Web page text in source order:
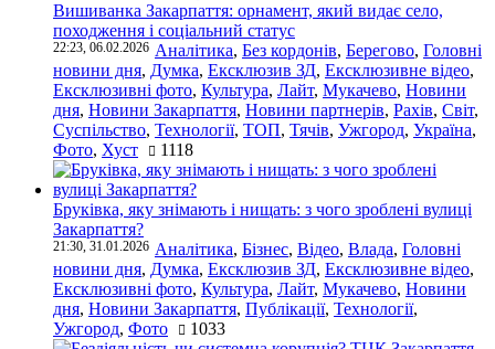
Вишиванка Закарпаття: орнамент, який видає село,
походження і соціальний статус
22:23, 06.02.2026 Аналітика, Без кордонів, Берегово, Головні
новини дня, Думка, Ексклюзив ЗД, Ексклюзивне відео,
Ексклюзивні фото, Культура, Лайт, Мукачево, Новини
дня, Новини Закарпаття, Новини партнерів, Рахів, Світ,
Суспільство, Технології, ТОП, Тячів, Ужгород, Україна,
Фото, Хуст 1118
Бруківка, яку знімають і нищать: з чого зроблені вулиці
Закарпаття?
21:30, 31.01.2026 Аналітика, Бізнес, Відео, Влада, Головні
новини дня, Думка, Ексклюзив ЗД, Ексклюзивне відео,
Ексклюзивні фото, Культура, Лайт, Мукачево, Новини
дня, Новини Закарпаття, Публікації, Технології,
Ужгород, Фото 1033